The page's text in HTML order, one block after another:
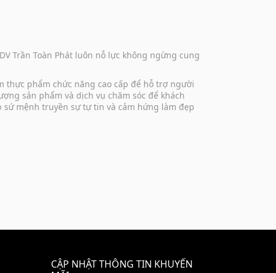
Trần Toàn Phát luôn nỗ lực không ngừng cung
phẩm chức năng cao cấp để hỗ trợ người
sản phẩm và dịch vụ chăm sóc để khách
mệnh truyền sự tự tin và cảm hứng làm đẹp
CẬP NHẬT THÔNG TIN KHUYẾN